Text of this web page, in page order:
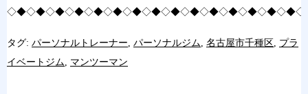
タグ: パーソナルトレーナー パーソナルジム 名古屋市千種区 プラ
イベートジム
マンツーマン